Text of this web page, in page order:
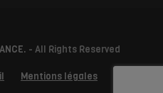
- All Rights Reserved
Mentions légales